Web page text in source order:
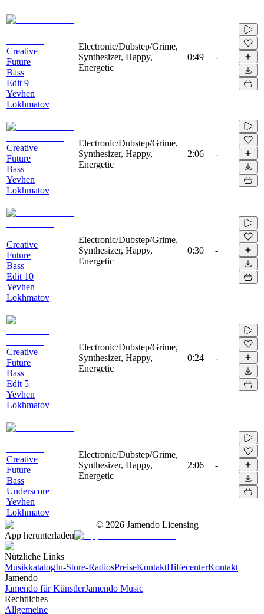
Creative
Future
Bass
Edit 9
Yevhen
Lokhmatov
Electronic/Dubstep/Grime,
Synthesizer, Happy,
Energetic
0:49 -
Creative
Future
Bass
Yevhen
Lokhmatov
Electronic/Dubstep/Grime,
Synthesizer, Happy,
Energetic
2:06 -
Creative
Future
Bass
Edit 10
Yevhen
Lokhmatov
Electronic/Dubstep/Grime,
Synthesizer, Happy,
Energetic
0:30 -
Creative
Future
Bass
Edit 5
Yevhen
Lokhmatov
Electronic/Dubstep/Grime,
Synthesizer, Happy,
Energetic
0:24 -
Creative
Future
Bass
Underscore
Yevhen
Lokhmatov
Electronic/Dubstep/Grime,
Synthesizer, Happy,
Energetic
2:06 -
© 2026 Jamendo Licensing
App herunterladen
Nützliche Links
MusikkatalogIn-Store-RadiosPreiseKontaktHilfecenterKontakt
Jamendo
Jamendo für KünstlerJamendo Music
Rechtliches
Allgemeine